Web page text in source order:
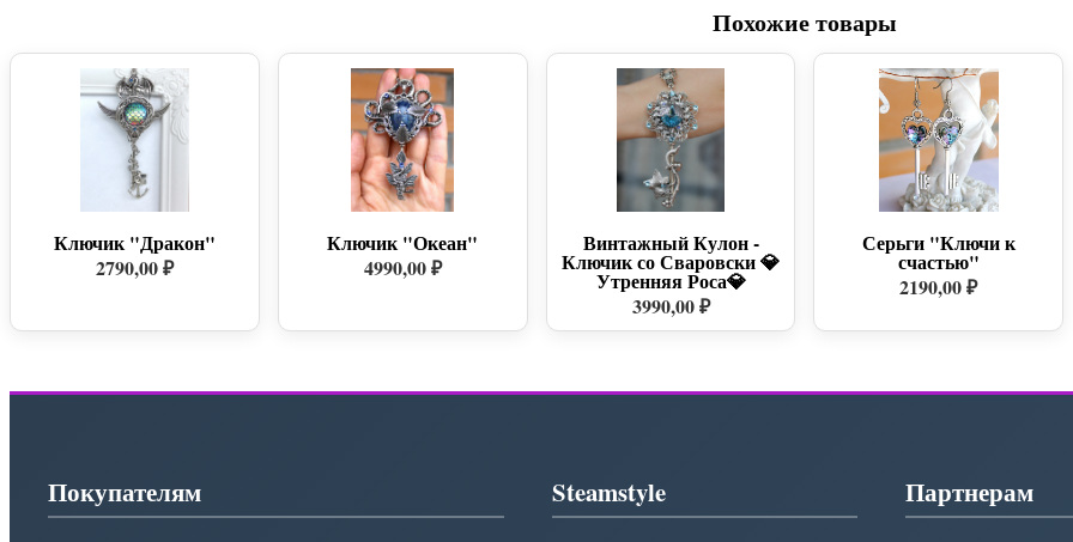
Похожие товары
Ключик "Дракон"
2790,00 ₽
Ключик "Океан"
4990,00 ₽
Винтажный Кулон -
Ключик со Сваровски 💎
Утренняя Роса💎
3990,00 ₽
Серьги "Ключи к
счастью"
2190,00 ₽
Покупателям Steamstyle Партнерам